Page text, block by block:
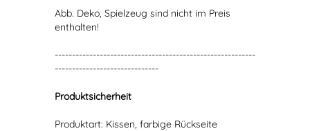
Abb. Deko, Spielzeug sind nicht im Preis
enthalten!
----------------------------------------------------------
------------------------------
Produktsicherheit
Produktart: Kissen, farbige Rückseite